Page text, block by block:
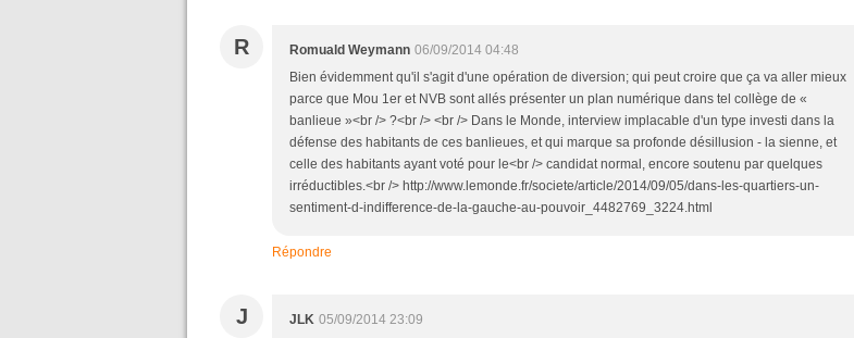
R Romuald Weymann 06/09/2014 04:48
Bien évidemment qu'il s'agit d'une opération de diversion; qui peut croire que ça va aller mieux
parce que Mou 1er et NVB sont allés présenter un plan numérique dans tel collège de «
banlieue »<br /> ?<br /> <br /> Dans le Monde, interview implacable d'un type investi dans la
défense des habitants de ces banlieues, et qui marque sa profonde désillusion - la sienne, et
celle des habitants ayant voté pour le<br /> candidat normal, encore soutenu par quelques
irréductibles.<br /> http://www.lemonde.fr/societe/article/2014/09/05/dans-les-quartiers-un-
sentiment-d-indifference-de-la-gauche-au-pouvoir_4482769_3224.html
Répondre
J JLK 05/09/2014 23:09